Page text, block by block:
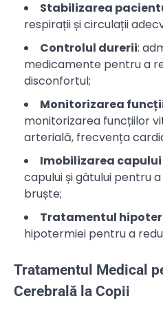
Stabilizarea
respirații și circulații
Controlul durerii:
medicamente pentru a
disconfortul;
Monitorizarea
monitorizarea funcțiilor
arterială, frecvența
Imobilizarea
capului și gâtului pentru
bruște;
Tratamentul
hipotermiei pentru a
Tratamentul Medical
Cerebrală la Copii